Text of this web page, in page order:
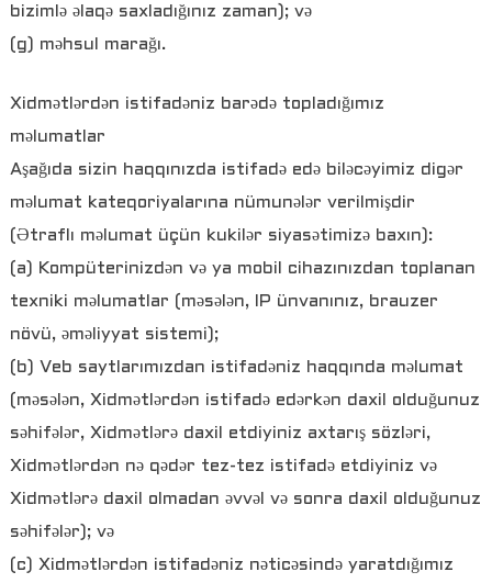
bizimlə əlaqə saxladığınız zaman); və
(g) məhsul marağı.
Xidmətlərdən istifadəniz barədə topladığımız
məlumatlar
Aşağıda sizin haqqınızda istifadə edə biləcəyimiz digər
məlumat kateqoriyalarına nümunələr verilmişdir
(Ətraflı məlumat üçün kukilər siyasətimizə baxın):
(a) Kompüterinizdən və ya mobil cihazınızdan toplanan
texniki məlumatlar (məsələn, IP ünvanınız, brauzer
növü, əməliyyat sistemi);
(b) Veb saytlarımızdan istifadəniz haqqında məlumat
(məsələn, Xidmətlərdən istifadə edərkən daxil olduğunuz
səhifələr, Xidmətlərə daxil etdiyiniz axtarış sözləri,
Xidmətlərdən nə qədər tez-tez istifadə etdiyiniz və
Xidmətlərə daxil olmadan əvvəl və sonra daxil olduğunuz
səhifələr); və
(c) Xidmətlərdən istifadəniz nəticəsində yaratdığımız